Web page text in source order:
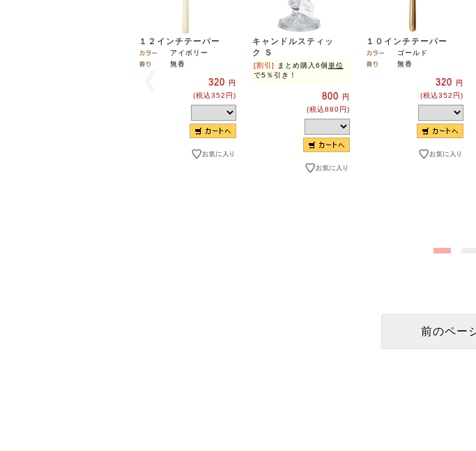
１２インチテーパー
アイボリー
無香
320
円
(税込352円)
キャンドルスティッ
ク Ｓ
[割引] まとめ購入6個 単位
で5％引き！
800
円
(税込880円)
１０インチテーパー
ゴールド
無香
320
円
(税込352円)